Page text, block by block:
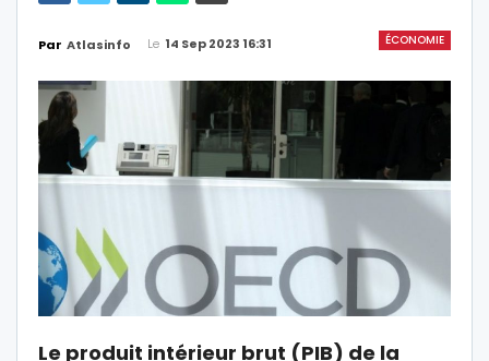
ÉCONOMIE
Par Atlasinfo Le 14 Sep 2023 16:31
Le produit intérieur brut (PIB) de la